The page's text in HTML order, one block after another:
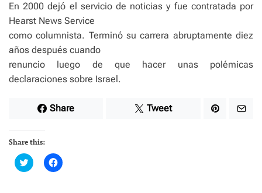
En 2000 dejó el servicio de noticias y fue contratada por
Hearst News Service
como columnista. Terminó su carrera abruptamente diez
años después cuando
renuncio luego de que hacer unas polémicas
declaraciones sobre Israel.
Share Tweet
Share this:
C
l
C
l